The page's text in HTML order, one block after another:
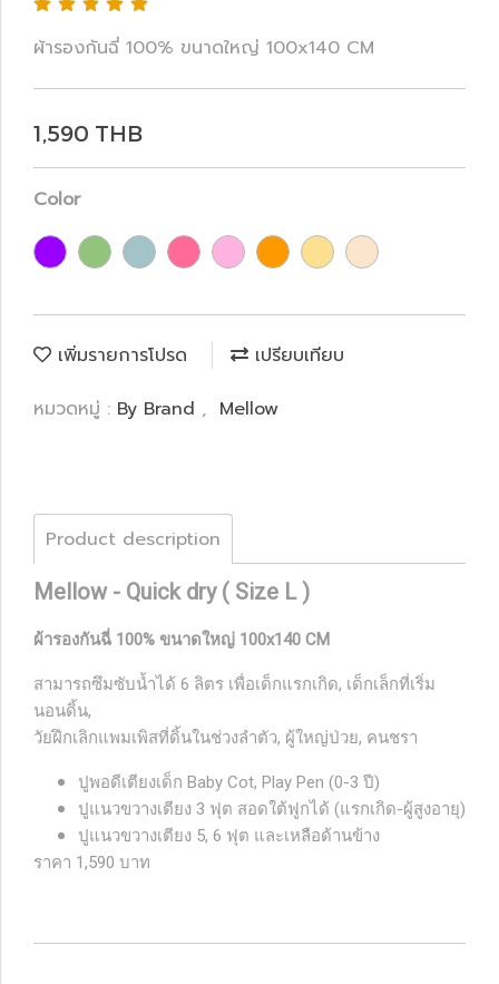
ผ้ารองกันฉี่ 100% ขนาดใหญ่ 100x140 CM
1,590 THB
Color
เพิ่มรายการโปรด
เปรียบเทียบ
หมวดหมู่ : By Brand , Mellow
Product description
Mellow - Quick dry ( Size L )
ผ้ารองกันฉี่ 100% ขนาดใหญ่ 100x140 CM
สามารถซึมซับน้ำได้ 6 ลิตร เพื่อเด็กแรกเกิด, เด็กเล็กที่เริ่ม
นอนดิ้น,
วัยฝึกเลิกแพมเพิสที่ดิ้นในช่วงลำตัว, ผู้ใหญ่ป่วย, คนชรา
ปูพอดีเตียงเด็ก Baby Cot, Play Pen (0-3 ปี)
ปูแนวขวางเตียง 3 ฟุต สอดใต้ฟูกได้ (แรกเกิด-ผู้สูงอายุ)
ปูแนวขวางเตียง 5, 6 ฟุต และเหลือด้านข้าง
ราคา 1,590 บาท